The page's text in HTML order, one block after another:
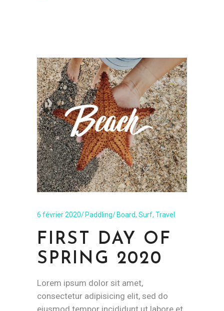
6 février 2020 Paddling Board, Surf, Travel
FIRST DAY OF
SPRING 2020
Lorem ipsum dolor sit amet,
consectetur adipisicing elit, sed do